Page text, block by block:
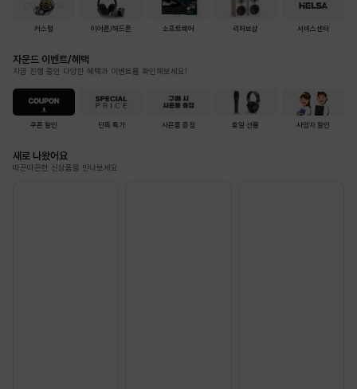
커스텀 이어폰/헤드폰 소프트웨어 리퍼브샵 서비스센터
자운드 이벤트/혜택
지금 진행 중인 다양한 혜택과 이벤트를 확인해보세요!
쿠폰 할인 단독 특가 사은품 증정 휴일 선물 사업자 할인
새로 나왔어요
따끈따끈한 신상품을 만나보세요